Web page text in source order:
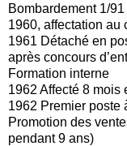
Bombardement 1/
1960, affectation au
1961 Détaché en
après concours
Formation interne
1962 Affecté 8 mois
1962 Premier poste
Promotion des
pendant 9 ans)